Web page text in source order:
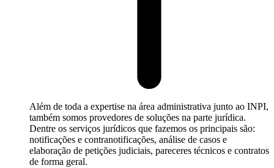
Além de toda a expertise na área administrativa junto ao INPI,
também somos provedores de soluções na parte jurídica.
Dentre os serviços jurídicos que fazemos os principais são:
notificações e contranotificações, análise de casos e
elaboração de petições judiciais, pareceres técnicos e contratos
de forma geral.